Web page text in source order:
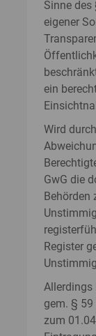
Sinne des
eigener
ein
Wird
GwG die
Behörden
Register
Allerdings
gem. §
zum